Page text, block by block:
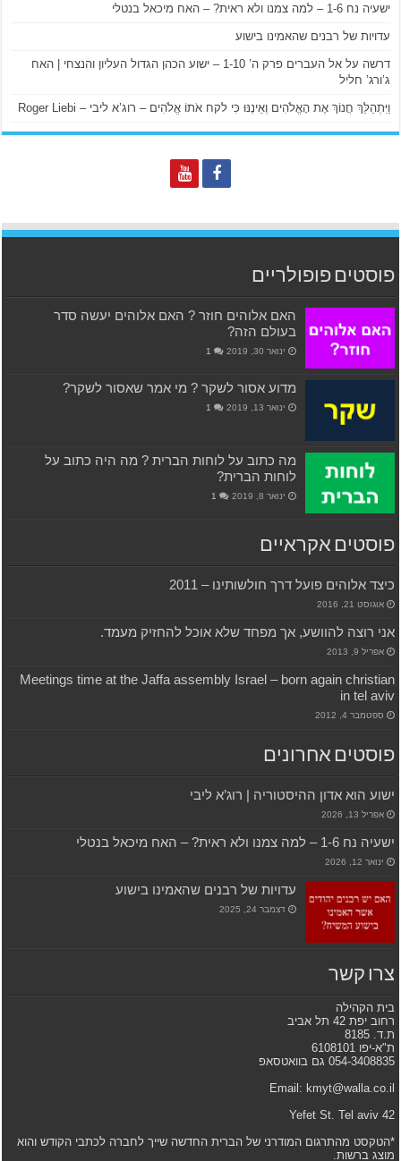
ישעיה נח 1-6 – למה צמנו ולא ראית? – האח מיכאל בנטלי
עדויות של רבנים שהאמינו בישוע
דרשה על אל העברים פרק ה’ 1-10 – ישוע הכהן הגדול העליון והנצחי | האח
ג’ורג’ חליל
וַיִּתְהַלֵּךְ חֲנוֹךְ אֶת הָאֱלֹהִים וְאֵינֶנּוּ כִּי לקח אֹתוֹ אֱלֹהִים – רוג’א ליבי – Roger Liebi
פוסטים פופולריים
האם אלוהים חוזר ? האם אלוהים יעשה סדר
בעולם הזה?
ינואר 30, 2019 1
מדוע אסור לשקר ? מי אמר שאסור לשקר?
ינואר 13, 2019 1
מה כתוב על לוחות הברית ? מה היה כתוב על
לוחות הברית?
ינואר 8, 2019 1
פוסטים אקראיים
כיצד אלוהים פועל דרך חולשותינו – 2011
אוגוסט 21, 2016
אני רוצה להוושע, אך מפחד שלא אוכל להחזיק מעמד.
אפריל 9, 2013
Meetings time at the Jaffa assembly Israel – born again christian
in tel aviv
ספטמבר 4, 2012
פוסטים אחרונים
ישוע הוא אדון ההיסטוריה | רוג’א ליבי
אפריל 13, 2026
ישעיה נח 1-6 – למה צמנו ולא ראית? – האח מיכאל בנטלי
ינואר 12, 2026
עדויות של רבנים שהאמינו בישוע
דצמבר 24, 2025
צרו קשר
בית הקהילה
רחוב יפת 42 תל אביב
ת.ד. 8185
ת"א-יפו 6108101
054-3408835 גם בוואטסאפ
Email: kmyt@walla.co.il
42 Yefet St. Tel aviv
*הטקסט מהתרגום המודרני של הברית החדשה שייך לחברה לכתבי הקודש והוא
מוצג ברשות.